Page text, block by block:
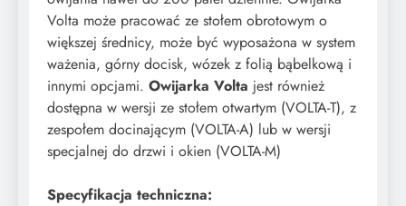
Volta może pracować ze stołem obrotowym o
większej średnicy, może być wyposażona w system
ważenia, górny docisk, wózek z folią bąbelkową i
innymi opcjami. Owijarka Volta jest również
dostępna w wersji ze stołem otwartym (VOLTA-T), z
zespołem docinającym (VOLTA-A) lub w wersji
specjalnej do drzwi i okien (VOLTA-M)
Specyfikacja techniczna: